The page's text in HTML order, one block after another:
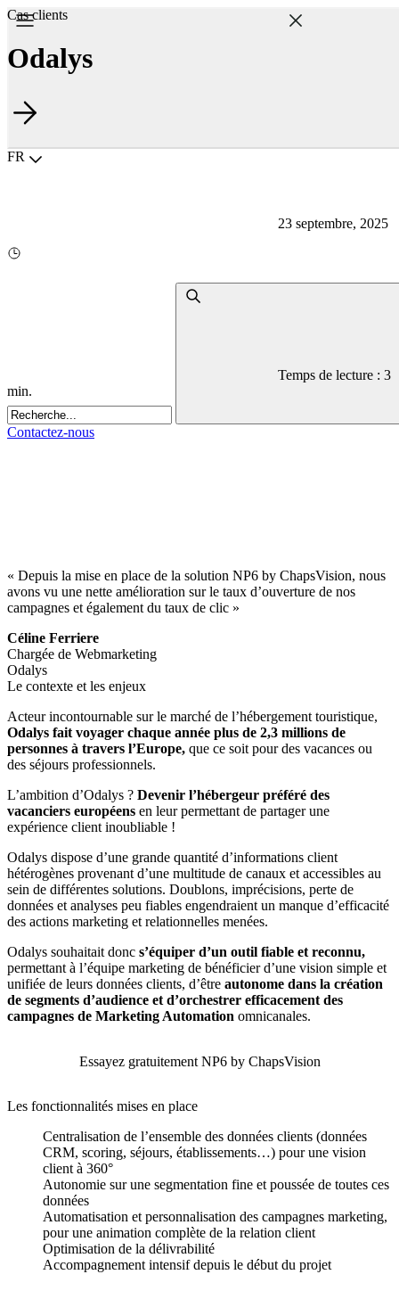
Choisir la langue
FR
Contactez-nous
Cas clients
Odalys
23 septembre, 2025
Temps de lecture : 3
min.
« Depuis la mise en place de la solution NP6 by ChapsVision, nous
avons vu une nette amélioration sur le taux d’ouverture de nos
campagnes et également du taux de clic »
Céline Ferriere
Chargée de Webmarketing
Odalys
Le contexte et les enjeux
Acteur incontournable sur le marché de l’hébergement touristique,
Odalys fait voyager chaque année plus de 2,3 millions de
personnes à travers l’Europe, que ce soit pour des vacances ou
des séjours professionnels.
L’ambition d’Odalys ? Devenir l’hébergeur préféré des
vacanciers européens en leur permettant de partager une
expérience client inoubliable !
Odalys dispose d’une grande quantité d’informations client
hétérogènes provenant d’une multitude de canaux et accessibles au
sein de différentes solutions. Doublons, imprécisions, perte de
données et analyses peu fiables engendraient un manque d’efficacité
des actions marketing et relationnelles menées.
Odalys souhaitait donc s’équiper d’un outil fiable et reconnu,
permettant à l’équipe marketing de bénéficier d’une vision simple et
unifiée de leurs données clients, d’être autonome dans la création
de segments d’audience et d’orchestrer efficacement des
campagnes de Marketing Automation omnicanales.
Essayez gratuitement NP6 by ChapsVision
Les fonctionnalités mises en place
Centralisation de l’ensemble des données clients (données
CRM, scoring, séjours, établissements…) pour une vision
client à 360°
Autonomie sur une segmentation fine et poussée de toutes ces
données
Automatisation et personnalisation des campagnes marketing,
pour une animation complète de la relation client
Optimisation de la délivrabilité
Accompagnement intensif depuis le début du projet